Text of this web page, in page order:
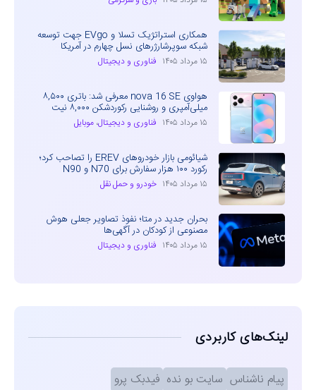
همکاری استراتژیک تسلا و EVgo جهت توسعه
شبکه سوپرشارژرهای نسل چهارم در آمریکا
۱۵ مرداد ۱۴۰۵ فناوری و دیجیتال
هواوی nova 16 SE معرفی شد: باتری ۸,۵۰۰
میلی‌آمپری و روشنایی رکوردشکن ۸,۰۰۰ نیت
۱۵ مرداد ۱۴۰۵ فناوری و دیجیتال، موبایل
شیائومی بازار خودروهای EREV را تصاحب کرد؛
رکورد ۱۰۰ هزار سفارش برای N70 و N90
۱۵ مرداد ۱۴۰۵ خودرو و حمل نقل
بحران جدید در متا؛ نفوذ تصاویر جعلی هوش
مصنوعی از کودکان در آگهی‌ها
۱۵ مرداد ۱۴۰۵ فناوری و دیجیتال
لینک‌های کاربردی
پیام ناشناس سایت بو نده فیدبک پرو